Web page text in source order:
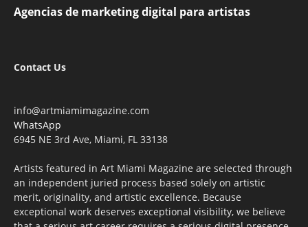
Agencias de marketing digital para artistas
Contact Us
info@artmiamimagazine.com
WhatsApp
6945 NE 3rd Ave, Miami, FL 33138
Artists featured in Art Miami Magazine are selected through
an independent juried process based solely on artistic
merit, originality, and artistic excellence. Because
exceptional work deserves exceptional visibility, we believe